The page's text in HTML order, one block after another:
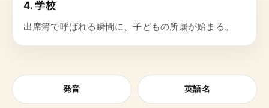
4. 学校
出席簿で呼ばれる瞬間に、子どもの所属が始まる。
発音 英語名